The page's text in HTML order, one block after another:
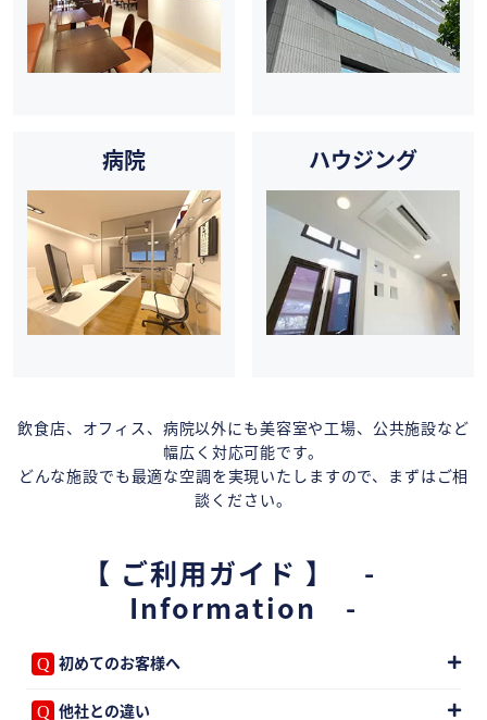
病院 ハウジング
飲食店、オフィス、病院以外にも美容室や工場、公共施設など
幅広く対応可能です。
どんな施設でも最適な空調を実現いたしますので、まずはご相
談ください。
【 ご利用ガイド 】 -
Information -
初めてのお客様へ
他社との違い